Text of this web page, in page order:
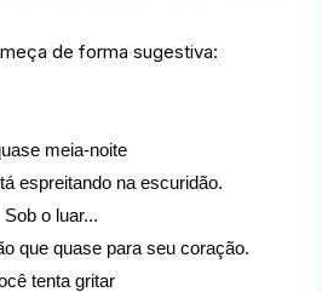
de forma sugestiva:
meia-noite
espreitando na escuridão.
Sob o luar...
que quase para seu coração.
tenta gritar